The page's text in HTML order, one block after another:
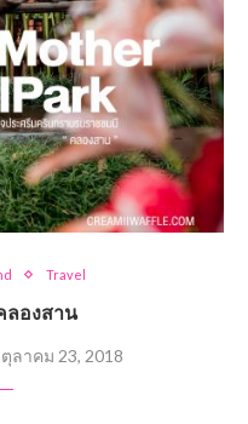
Travel
ลองสาน
ตุลาคม 23, 2018